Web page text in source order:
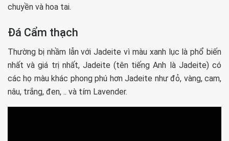
chuyền và hoa tai.
Đá Cẩm thạch
Thường bị nhầm lẫn với Jadeite vì màu xanh lục là phổ biến
nhất và giá trị nhất, Jadeite (tên tiếng Anh là Jadeite) có
các họ màu khác phong phú hơn Jadeite như đỏ, vàng, cam,
nâu, trắng, đen, .. và tím Lavender.